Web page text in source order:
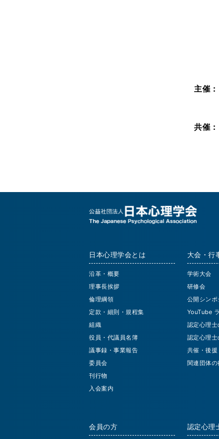
主催：
共催：
日本心理学会とは
沿革・概要
理事長挨拶
倫理綱領
定款・細則・規程集
組織
役員・代議員名簿
議事録・事業報告
委員会
刊行物
入会案内
大会・行
学術大会
研修会
公開シン
YouTube
認定心理
認定心理
共催・後
関連団体
会員の方 認定心理